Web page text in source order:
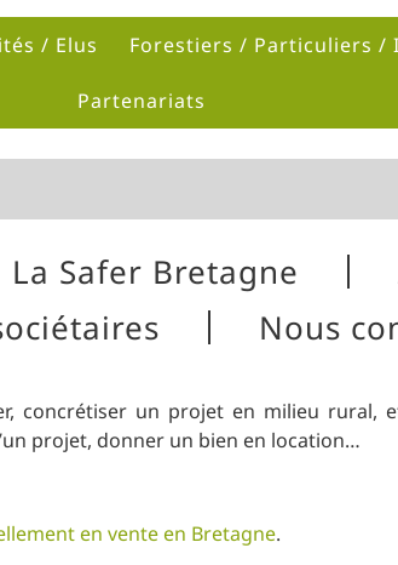
/ Elus Forestiers / Particuliers /
Partenariats
La Safer Bretagne
Nous
concrétiser un projet en milieu
projet, donner un bien en location…
en vente en Bretagne.